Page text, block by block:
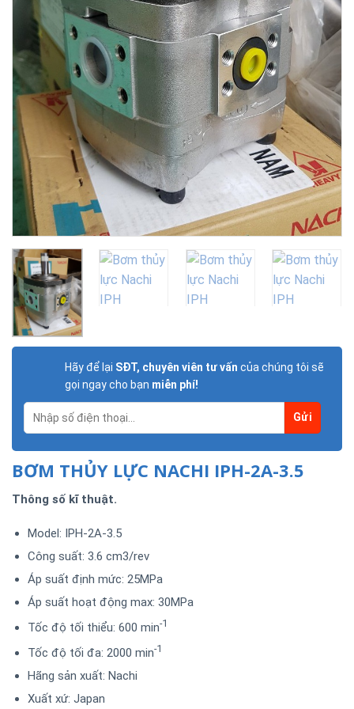
Hãy để lại SĐT, chuyên viên tư vấn của chúng tôi sẽ
gọi ngay cho bạn miễn phí!
BƠM THỦY LỰC NACHI IPH-2A-3.5
Thông số kĩ thuật.
Model: IPH-2A-3.5
Công suất: 3.6 cm3/rev
Áp suất định mức: 25MPa
Áp suất hoạt động max: 30MPa
Tốc độ tối thiểu: 600 min-1
Tốc độ tối đa: 2000 min-1
Hãng sản xuất: Nachi
Xuất xứ: Japan